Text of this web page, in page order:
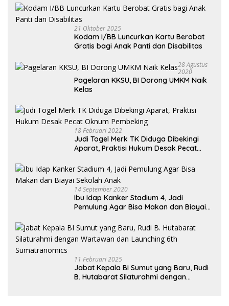
21 Oktober 2025
Kodam I/BB Luncurkan Kartu Berobat
Gratis bagi Anak Panti dan Disabilitas
28 Agustus
2020
Pagelaran KKSU, BI Dorong UMKM Naik
Kelas
18 Februari 2022
Judi Togel Merk TK Diduga Dibekingi
Aparat, Praktisi Hukum Desak Pecat
14 September 2020
Ibu Idap Kanker Stadium 4, Jadi
Pemulung Agar Bisa Makan dan Biayai
11 Februari 2025
Jabat Kepala BI Sumut yang Baru, Rudi
B. Hutabarat Silaturahmi dengan